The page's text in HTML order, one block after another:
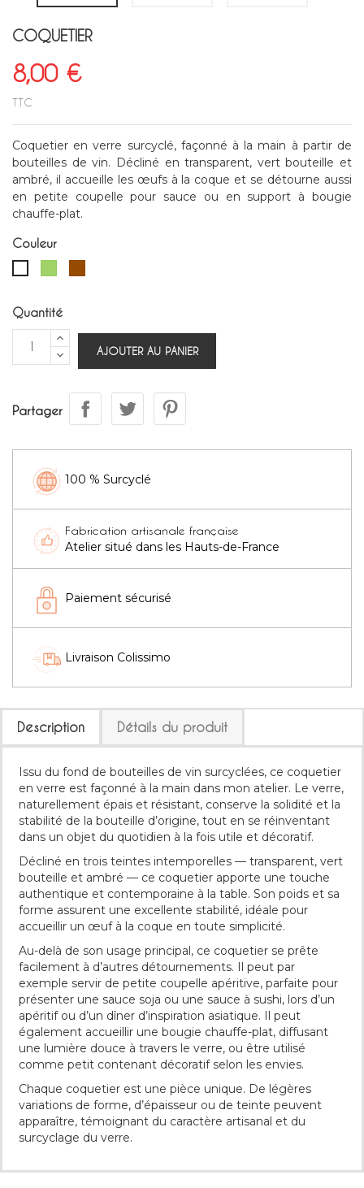
COQUETIER
8,00 €
TTC
Coquetier en verre surcyclé, façonné à la main à partir de
bouteilles de vin. Décliné en transparent, vert bouteille et
ambré, il accueille les œufs à la coque et se détourne aussi
en petite coupelle pour sauce ou en support à bougie
chauffe-plat.
Couleur
Quantité
AJOUTER AU PANIER
Partager
100 % Surcyclé
Fabrication artisanale française
Atelier situé dans les Hauts-de-France
Paiement sécurisé
Livraison Colissimo
Description Détails du produit
Issu du fond de bouteilles de vin surcyclées, ce coquetier
en verre est façonné à la main dans mon atelier. Le verre,
naturellement épais et résistant, conserve la solidité et la
stabilité de la bouteille d’origine, tout en se réinventant
dans un objet du quotidien à la fois utile et décoratif.
Décliné en trois teintes intemporelles — transparent, vert
bouteille et ambré — ce coquetier apporte une touche
authentique et contemporaine à la table. Son poids et sa
forme assurent une excellente stabilité, idéale pour
accueillir un œuf à la coque en toute simplicité.
Au-delà de son usage principal, ce coquetier se prête
facilement à d’autres détournements. Il peut par
exemple servir de petite coupelle apéritive, parfaite pour
présenter une sauce soja ou une sauce à sushi, lors d’un
apéritif ou d’un dîner d’inspiration asiatique. Il peut
également accueillir une bougie chauffe-plat, diffusant
une lumière douce à travers le verre, ou être utilisé
comme petit contenant décoratif selon les envies.
Chaque coquetier est une pièce unique. De légères
variations de forme, d’épaisseur ou de teinte peuvent
apparaître, témoignant du caractère artisanal et du
surcyclage du verre.